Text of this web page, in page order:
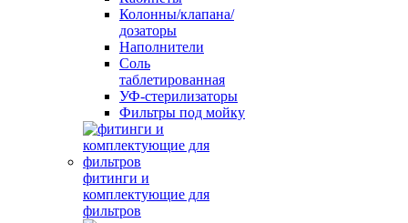
Колонны/клапана/
дозаторы
Наполнители
Соль
таблетированная
УФ-стерилизаторы
Фильтры под мойку
фитинги и
комплектующие для
фильтров